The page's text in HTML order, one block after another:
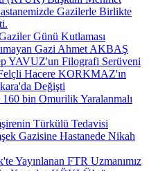
Gazilerle Birlikte
Günü Kutlaması
Gazi Ahmet AKBAŞ
YAVUZ'un Filografi Serüveni
Hacere KORKMAZ'ın
Değişti
bin Omurilik Yaralanmalı
Türkülü Tedavisi
Gazisine Hastanede Nikah
Yayınlanan FTR Uzmanımız